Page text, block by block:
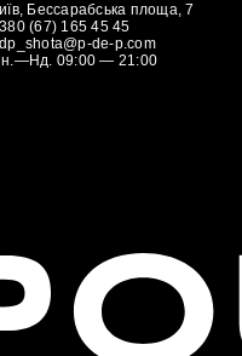
Бессарабська площа, 7
(67) 165 45 45
de-p.com
09:00 — 21:00